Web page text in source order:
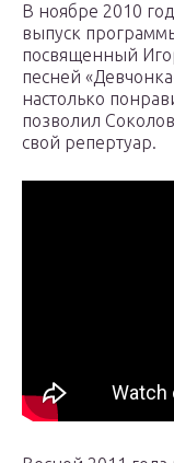
В ноябре 2010
выпуск
посвященный
песней
настолько
позволил
свой репертуар.